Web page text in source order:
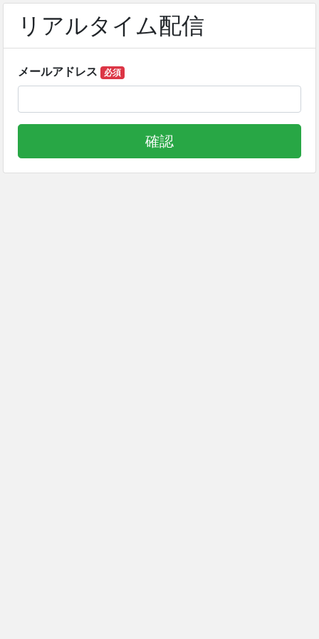
リアルタイム配信
メールアドレス 必須
確認